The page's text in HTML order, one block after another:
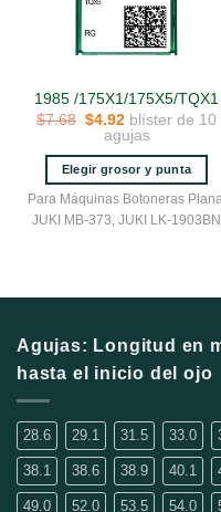
1985 /175X1/175X5/TQX1
$7.68 El
precio
original
era:
$7.68.
$4.92 El
precio
actual
es:
$4.92.
blíster de 10
agujas
Elegir grosor y punta
Este
producto
opciones
se
pueden
en
la
página
de
Para Máquinas Botoneras
JUKI MB-373, JUKI LK-1903BN
Agujas: Longitud en
hasta el inicio del ojo
28.6 29.1 31.5 33.0
38.1 38.6 38.9 40.1
49.0 52.0 53.5 54.0